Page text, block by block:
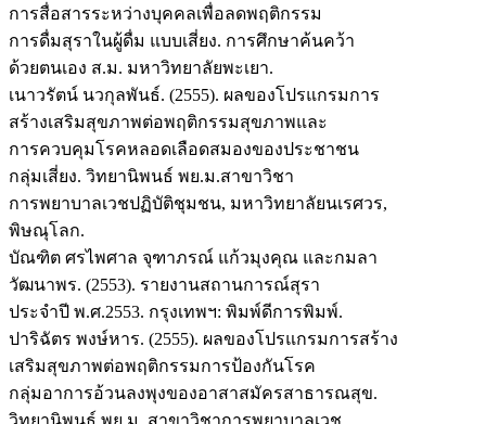
การสื่อสารระหว่างบุคคลเพื่อลดพฤติกรรม
การดื่มสุราในผู้ดื่ม แบบเสี่ยง. การศึกษาค้นคว้า
ด้วยตนเอง ส.ม. มหาวิทยาลัยพะเยา.
เนาวรัตน์ นวกุลพันธ์. (2555). ผลของโปรแกรมการ
สร้างเสริมสุขภาพต่อพฤติกรรมสุขภาพและ
การควบคุมโรคหลอดเลือดสมองของประชาชน
กลุ่มเสี่ยง. วิทยานิพนธ์ พย.ม.สาขาวิชา
การพยาบาลเวชปฏิบัติชุมชน, มหาวิทยาลัยนเรศวร,
พิษณุโลก.
บัณฑิต ศรไพศาล จุฑาภรณ์ แก้วมุงคุณ และกมลา
วัฒนาพร. (2553). รายงานสถานการณ์สุรา
ประจำปี พ.ศ.2553. กรุงเทพฯ: พิมพ์ดีการพิมพ์.
ปาริฉัตร พงษ์หาร. (2555). ผลของโปรแกรมการสร้าง
เสริมสุขภาพต่อพฤติกรรมการป้องกันโรค
กลุ่มอาการอ้วนลงพุงของอาสาสมัครสาธารณสุข.